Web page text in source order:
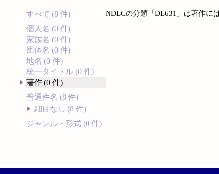
すべて (8 件)
個人名 (0 件)
家族名 (0 件)
団体名 (0 件)
地名 (0 件)
統一タイトル (0 件)
著作 (0 件)
普通件名 (8 件)
細目なし (8 件)
ジャンル・形式 (0 件)
NDLCの分類「DL631」は著作に